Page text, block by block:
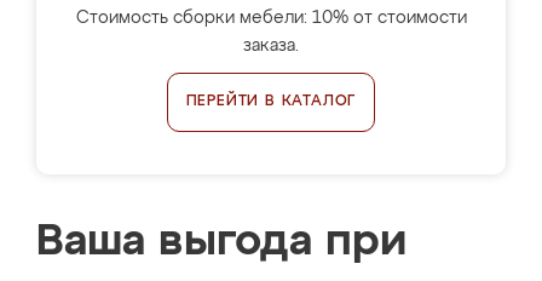
Стоимость сборки мебели: 10% от стоимости
заказа.
ПЕРЕЙТИ В КАТАЛОГ
Ваша выгода при